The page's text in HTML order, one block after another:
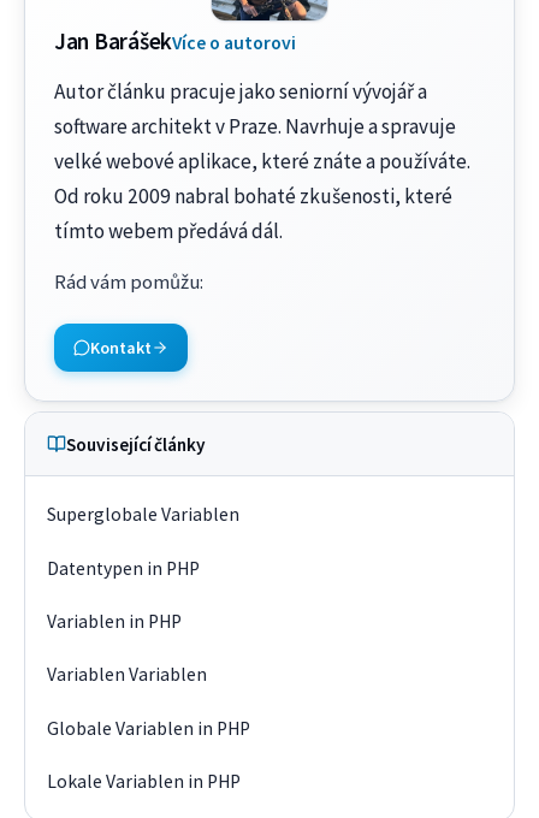
Jan BarášekVíce o autorovi
Autor článku pracuje jako seniorní vývojář a
software architekt v Praze. Navrhuje a spravuje
velké webové aplikace, které znáte a používáte.
Od roku 2009 nabral bohaté zkušenosti, které
tímto webem předává dál.
Rád vám pomůžu:
Kontakt
Související články
Superglobale Variablen
Datentypen in PHP
Variablen in PHP
Variablen Variablen
Globale Variablen in PHP
Lokale Variablen in PHP